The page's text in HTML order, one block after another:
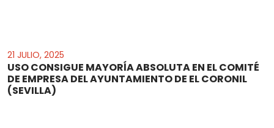
21 JULIO, 2025
USO CONSIGUE MAYORĺA ABSOLUTA EN EL COMITÉ
DE EMPRESA DEL AYUNTAMIENTO DE EL CORONIL
(SEVILLA)